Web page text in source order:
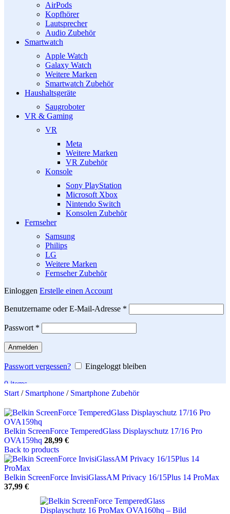
AirPods
Kopfhörer
Lautsprecher
Audio Zubehör
Smartwatch
Apple Watch
Galaxy Watch
Weitere Marken
Smartwatch Zubehör
Haushaltsgeräte
Saugroboter
VR & Gaming
VR
Meta
Weitere Marken
VR Zubehör
Konsole
Sony PlayStation
Microsoft Xbox
Nintendo Switch
Konsolen Zubehör
Fernseher
Samsung
Philips
LG
Weitere Marken
Fernseher Zubehör
Einloggen Erstelle einen Account
Benutzername oder E-Mail-Adresse *
Passwort *
Anmelden
Passwort vergessen?
Eingeloggt bleiben
0items
Search
Start / Smartphone / Smartphone Zubehör
Belkin ScreenForce TemperedGlass Displayschutz 17/16 Pro
OVA159hq 28,99 €
Back to products
Belkin ScreenForce InvisiGlassAM Privacy 16/15Plus 14 ProMax
37,99 €